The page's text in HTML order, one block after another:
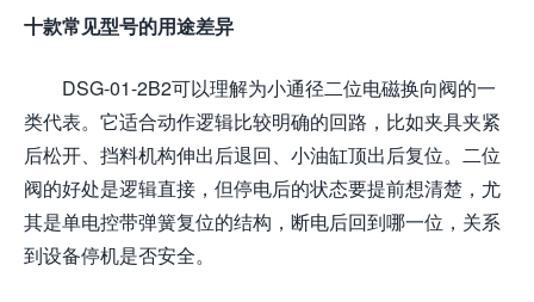
十款常见型号的用途差异
DSG-01-2B2可以理解为小通径二位电磁换向阀的一
类代表。它适合动作逻辑比较明确的回路，比如夹具夹紧
后松开、挡料机构伸出后退回、小油缸顶出后复位。二位
阀的好处是逻辑直接，但停电后的状态要提前想清楚，尤
其是单电控带弹簧复位的结构，断电后回到哪一位，关系
到设备停机是否安全。